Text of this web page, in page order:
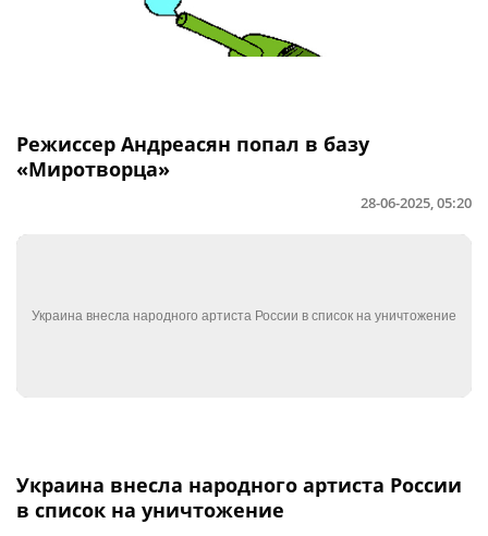
Режиссер Андреасян попал в базу
«Миротворца»
28-06-2025, 05:20
Украина внесла народного артиста России
в список на уничтожение